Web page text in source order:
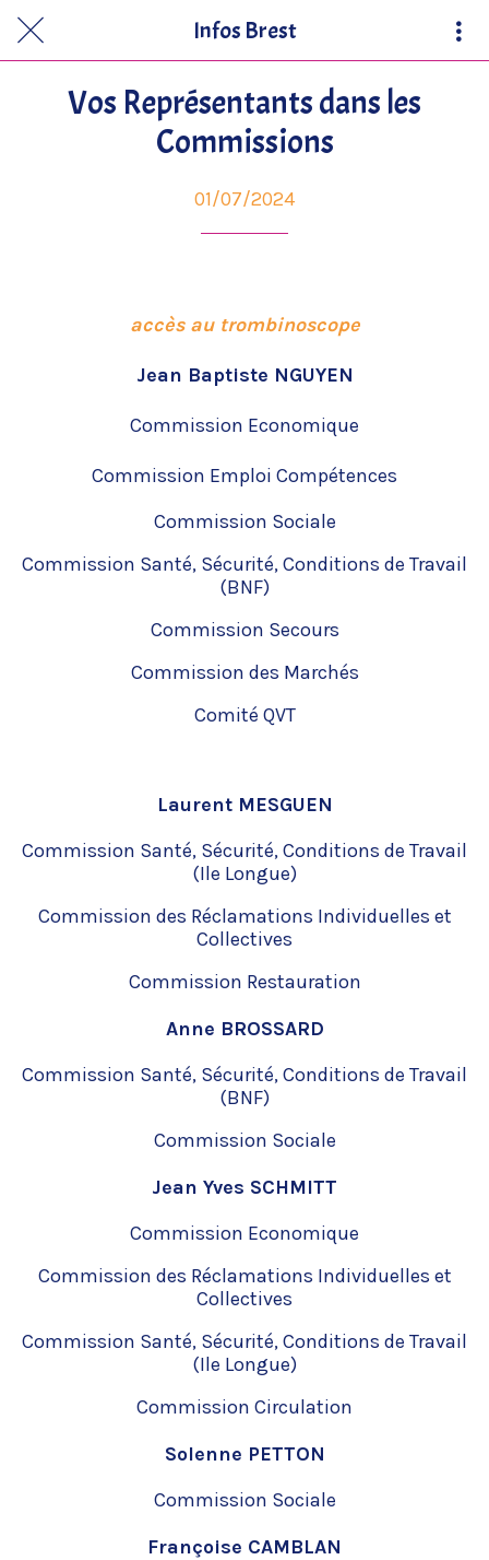
Infos Brest
Vos Représentants dans les
Commissions
01/07/2024
accès au trombinoscope
Jean Baptiste NGUYEN
Commission Economique
Commission Emploi Compétences
Commission Sociale
Commission Santé, Sécurité, Conditions de Travail
(BNF)
Commission Secours
Commission des Marchés
Comité QVT
Laurent MESGUEN
Commission Santé, Sécurité, Conditions de Travail
(Ile Longue)
Commission des Réclamations Individuelles et
Collectives
Commission Restauration
Anne BROSSARD
Commission Santé, Sécurité, Conditions de Travail
(BNF)
Commission Sociale
Jean Yves SCHMITT
Commission Economique
Commission des Réclamations Individuelles et
Collectives
Commission Santé, Sécurité, Conditions de Travail
(Ile Longue)
Commission Circulation
Solenne PETTON
Commission Sociale
Françoise CAMBLAN